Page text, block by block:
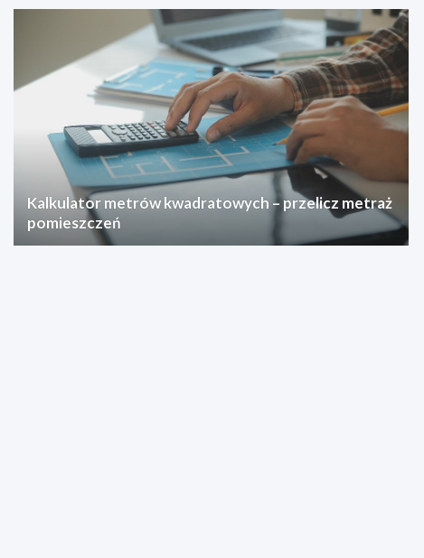
Kalkulator metrów kwadratowych – przelicz metraż
pomieszczeń